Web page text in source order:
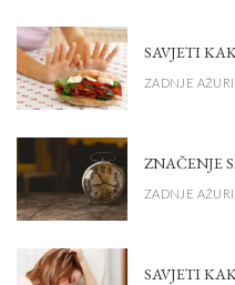
SAVJETI
ZADNJE
ZNAČENJE
ZADNJE
SAVJETI